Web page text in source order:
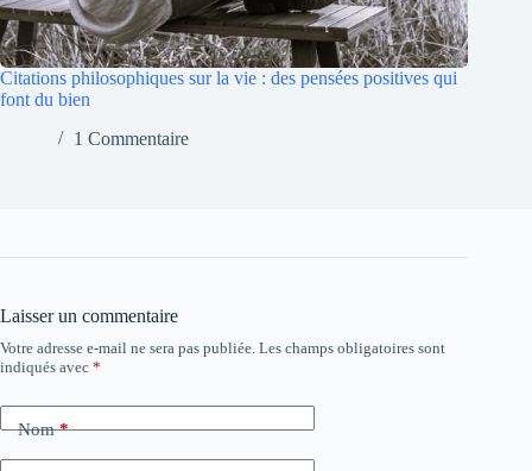
Citations philosophiques sur la vie : des pensées positives qui
font du bien
1 Commentaire
Laisser un commentaire
Votre adresse e-mail ne sera pas publiée. Les champs obligatoires sont
indiqués avec *
Nom*